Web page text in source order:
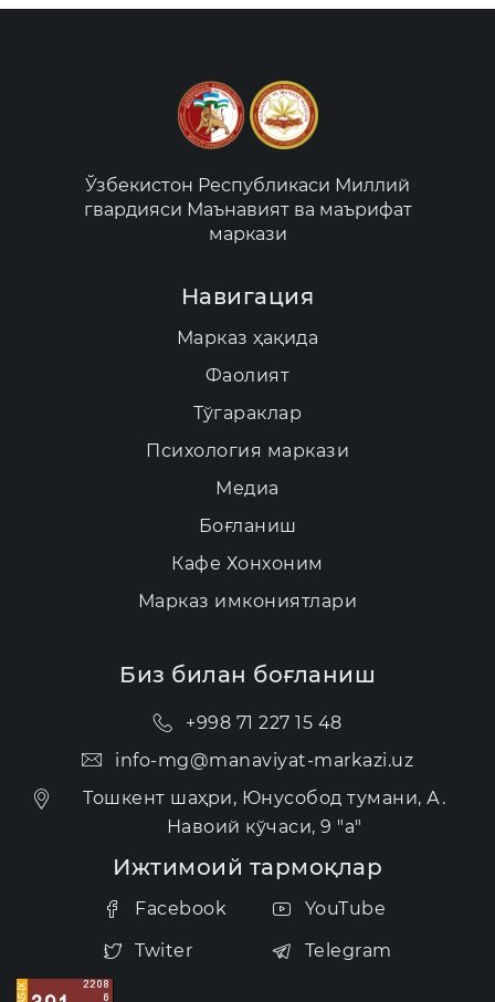
Ўзбекистон Республикаси Миллий
гвардияси Маънавият ва маърифат
маркази
Навигация
Марказ ҳақида
Фаолият
Тўгараклар
Психология маркази
Медиа
Боғланиш
Кафе Хонхоним
Марказ имкониятлари
Биз билан боғланиш
+998 71 227 15 48
info-mg@manaviyat-markazi.uz
Тошкент шаҳри, Юнусобод тумани, А.
Навоий кўчаси, 9 "а"
Ижтимоий тармоқлар
Facebook
Twiter
YouTube
Telegram